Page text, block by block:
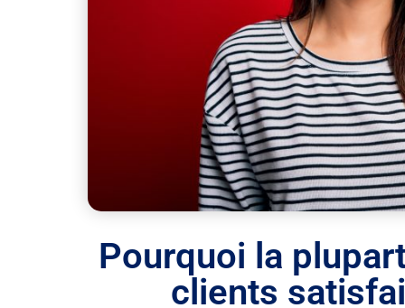
Pourquoi la
clients